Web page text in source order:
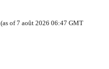
(as of 7 août 2026 06:47 GMT